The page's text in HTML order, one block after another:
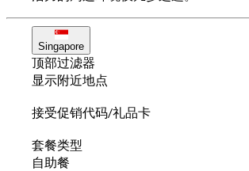
Singapore
顶部过滤器
显示附近地点
接受促销代码/礼品卡
套餐类型
自助餐